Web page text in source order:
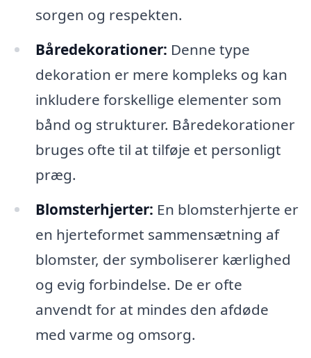
sorgen og respekten.
Båredekorationer: Denne type
dekoration er mere kompleks og kan
inkludere forskellige elementer som
bånd og strukturer. Båredekorationer
bruges ofte til at tilføje et personligt
præg.
Blomsterhjerter: En blomsterhjerte er
en hjerteformet sammensætning af
blomster, der symboliserer kærlighed
og evig forbindelse. De er ofte
anvendt for at mindes den afdøde
med varme og omsorg.